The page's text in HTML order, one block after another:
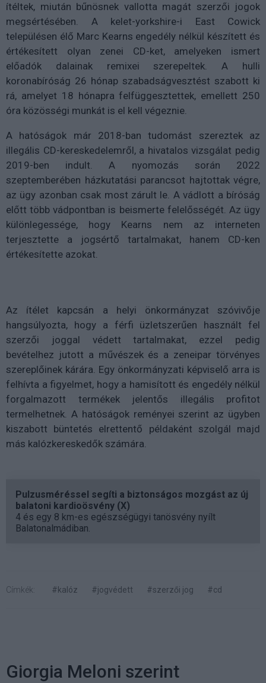
ítéltek, miután bűnösnek vallotta magát szerzői jogok
megsértésében. A kelet-yorkshire-i East Cowick
településen élő Marc Kearns engedély nélkül készített és
értékesített olyan zenei CD-ket, amelyeken ismert
előadók dalainak remixei szerepeltek. A hulli
koronabíróság 26 hónap szabadságvesztést szabott ki
rá, amelyet 18 hónapra felfüggesztettek, emellett 250
óra közösségi munkát is el kell végeznie.
A hatóságok már 2018-ban tudomást szereztek az
illegális CD-kereskedelemről, a hivatalos vizsgálat pedig
2019-ben indult. A nyomozás során 2022
szeptemberében házkutatási parancsot hajtottak végre,
az ügy azonban csak most zárult le. A vádlott a bíróság
előtt több vádpontban is beismerte felelősségét. Az ügy
különlegessége, hogy Kearns nem az interneten
terjesztette a jogsértő tartalmakat, hanem CD-ken
értékesítette azokat.
Az ítélet kapcsán a helyi önkormányzat szóvivője
hangsúlyozta, hogy a férfi üzletszerűen használt fel
szerzői joggal védett tartalmakat, ezzel pedig
bevételhez jutott a művészek és a zeneipar törvényes
szereplőinek kárára. Egy önkormányzati képviselő arra is
felhívta a figyelmet, hogy a hamisított és engedély nélkül
forgalmazott termékek jelentős illegális profitot
termelhetnek. A hatóságok reményei szerint az ügyben
kiszabott büntetés elrettentő példaként szolgál majd
más kalózkereskedők számára.
Pulzusméréssel segíti a biztonságos mozgást az új
balatoni kardioösvény (X)
4 és egy 8 km-es egészségügyi tanösvény nyílt
Balatonalmádiban.
Címkék: #kalóz #jogvédett #szerzői jog #cd
Giorgia Meloni szerint